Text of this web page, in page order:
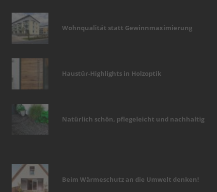
Wohnqualität statt Gewinnmaximierung
Haustür-Highlights in Holzoptik
Natürlich schön, pflegeleicht und nachhaltig
Beim Wärmeschutz an die Umwelt denken!